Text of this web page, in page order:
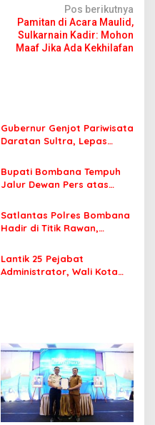
Pos berikutnya
Pamitan di Acara Maulid,
Sulkarnain Kadir: Mohon
Maaf Jika Ada Kekhilafan
Gubernur Genjot Pariwisata
Daratan Sultra, Lepas
Tiga Kabupaten Unggulan
Bupati Bombana Tempuh
Jalur Dewan Pers atas
Korupsi Jembatan Cirauci II
Satlantas Polres Bombana
Hadir di Titik Rawan,
Sekolah dengan Aman
Lantik 25 Pejabat
Administrator, Wali Kota